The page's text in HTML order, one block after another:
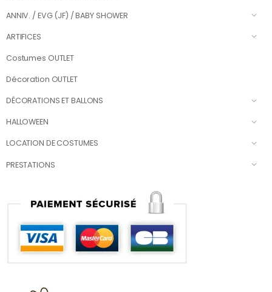
ANNIV. / EVG (JF) / BABY SHOWER
ARTIFICES
Costumes OUTLET
Décoration OUTLET
DÉCORATIONS ET BALLONS
HALLOWEEN
LOCATION DE COSTUMES
PRESTATIONS